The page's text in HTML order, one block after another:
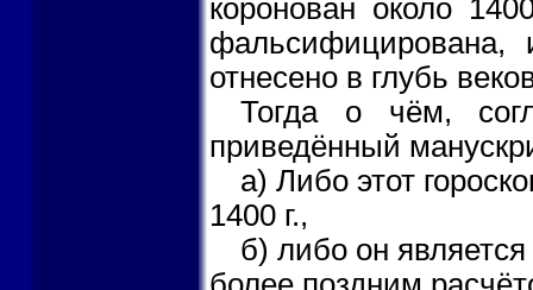
коронован около
отнесено в глубь
Тогда о чём,
приведённый
а) Либо этот
1400 г.,
б) либо он